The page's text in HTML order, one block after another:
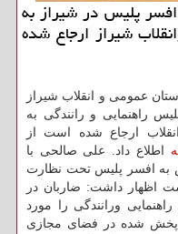
پلیس در شیراز به
شیراز ارجاع شده
عمومی و انقلاب شیراز
راهنمایی و رانندگی به
ارجاع شده است از
اطلاع داد. علی صالحی با
به افسر پلیس تحت نظارت
اظهار داشت: ضاربان در
ورانندگی را مورد
پخش شده در فضای مجازی